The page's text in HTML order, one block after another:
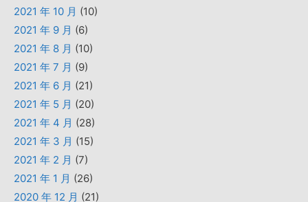
2021 年 10 月 (10)
2021 年 9 月 (6)
2021 年 8 月 (10)
2021 年 7 月 (9)
2021 年 6 月 (21)
2021 年 5 月 (20)
2021 年 4 月 (28)
2021 年 3 月 (15)
2021 年 2 月 (7)
2021 年 1 月 (26)
2020 年 12 月 (21)